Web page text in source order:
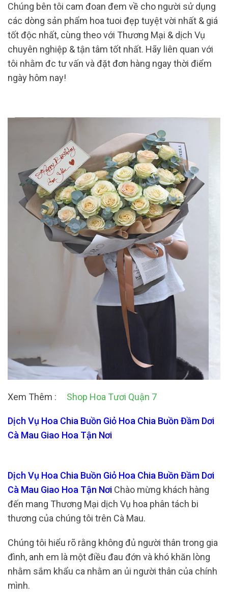
Chúng bên tôi cam đoan đem về cho người sử dụng
các dòng sản phẩm hoa tuoi đẹp tuyệt vời nhất & giá
tốt độc nhất, cùng theo với Thương Mại & dịch Vụ
chuyên nghiệp & tận tâm tốt nhất. Hãy liên quan với
tôi nhằm đc tư vấn và đặt đơn hàng ngay thời điểm
ngày hôm nay!
Xem Thêm : Shop Hoa Tươi Quận 7
Dịch Vụ Hoa Chia Buồn Giỏ Hoa Chia Buồn Đầm Dơi
Cà Mau Giao Hoa Tận Nơi
Dịch Vụ Hoa Chia Buồn Giỏ Hoa Chia Buồn Đầm Dơi
Cà Mau Giao Hoa Tận Nơi Chào mừng khách hàng
đến mang Thương Mại dịch Vụ hoa phân tách bi
thương của chúng tôi trên Cà Mau.
Chúng tôi hiểu rõ rằng không đủ người thân trong gia
đình, anh em là một điều đau đớn và khó khăn lòng
nhằm sắm khẩu ca nhằm an ủi người thân của chính
mình.